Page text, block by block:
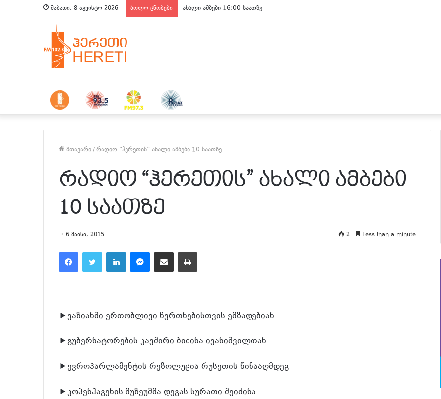
შაბათი, 8 აგვისტო 2026 ბოლო ცნობები ახალი ამბები 15:00 საათზე
მთავარი/რადიო “ჰერეთის” ახალი ამბები 10 საათზე
რადიო “ჰერეთის” ახალი ამბები
10 საათზე
6 მაისი, 2015 2 Less than a minute
►ვაზიანში ერთობლივი წვრთნებისთვის ემზადებიან
►გუბერნატორების კავშირი ბიძინა ივანიშვილთან
►ევროპარლამენტის რეზოლუცია რუსეთის წინააღმდეგ
►კოპენჰაგენის მუზეუმმა დეგას სურათი შეიძინა